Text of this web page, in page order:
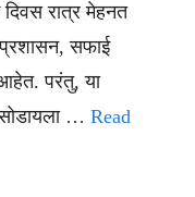
रात्र मेहनत
सफाई
आहेत. परंतु, या
… Read